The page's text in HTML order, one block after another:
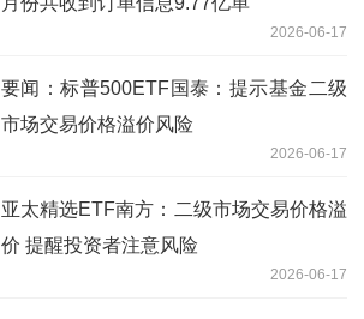
2026-06-17
要闻：标普500ETF国泰：提示基金二级
市场交易价格溢价风险
2026-06-17
亚太精选ETF南方：二级市场交易价格溢
价 提醒投资者注意风险
2026-06-17